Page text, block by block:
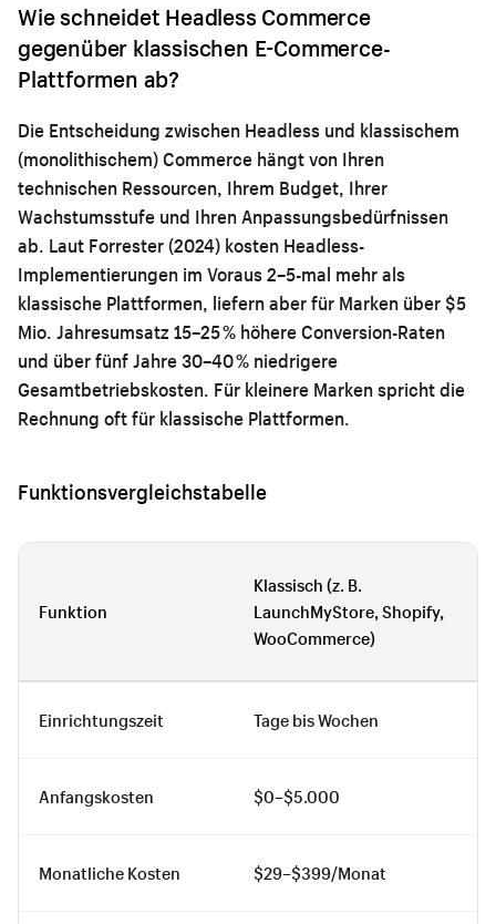
Wie schneidet Headless Commerce
gegenüber klassischen E-Commerce-
Plattformen ab?
Die Entscheidung zwischen Headless und klassischem
(monolithischem) Commerce hängt von Ihren
technischen Ressourcen, Ihrem Budget, Ihrer
Wachstumsstufe und Ihren Anpassungsbedürfnissen
ab. Laut Forrester (2024) kosten Headless-
Implementierungen im Voraus 2–5-mal mehr als
klassische Plattformen, liefern aber für Marken über $5
Mio. Jahresumsatz 15–25 % höhere Conversion-Raten
und über fünf Jahre 30–40 % niedrigere
Gesamtbetriebskosten. Für kleinere Marken spricht die
Rechnung oft für klassische Plattformen.
Funktionsvergleichstabelle
Funktion
Klassisch (z. B.
LaunchMyStore, Shopify,
WooCommerce)
Einrichtungszeit Tage bis Wochen
Anfangskosten $0–$5.000
Monatliche Kosten $29–$399/Monat